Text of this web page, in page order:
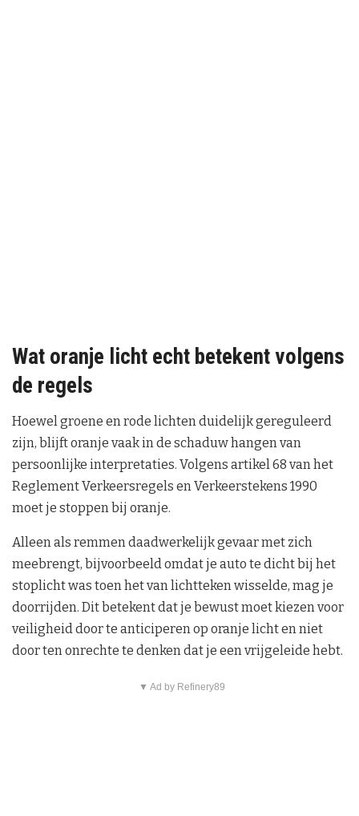
Wat oranje licht echt betekent volgens
de regels
Hoewel groene en rode lichten duidelijk gereguleerd
zijn, blijft oranje vaak in de schaduw hangen van
persoonlijke interpretaties. Volgens artikel 68 van het
Reglement Verkeersregels en Verkeerstekens 1990
moet je stoppen bij oranje.
Alleen als remmen daadwerkelijk gevaar met zich
meebrengt, bijvoorbeeld omdat je auto te dicht bij het
stoplicht was toen het van lichtteken wisselde, mag je
doorrijden. Dit betekent dat je bewust moet kiezen voor
veiligheid door te anticiperen op oranje licht en niet
door ten onrechte te denken dat je een vrijgeleide hebt.
▼ Ad by Refinery89